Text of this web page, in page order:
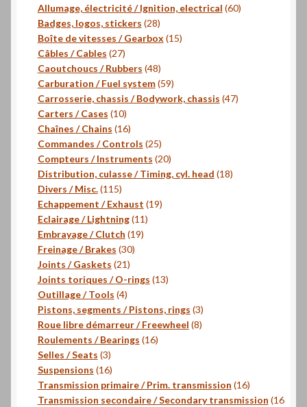
produits
Allumage, électricité / Ignition, electrical 6060
Badges, logos, stickers 2828
produits
Boîte de vitesses / Gearbox 1515
Câbles / Cables 2727
produits
Caoutchoucs / Rubbers 4848
produits
Carburation / Fuel system 5959
produits
Carrosserie, chassis / Bodywork, chassis 4747
Carters / Cases 1010
produits
Chaînes / Chains 1616
produits
Commandes / Controls 2525
produits
Compteurs / Instruments 2020
produits
Distribution, culasse / Timing, cyl. head 1818
Divers / Misc. 115115
produits
Echappement / Exhaust 1919
Eclairage / Lightning 1111
Embrayage / Clutch 1919
Freinage / Brakes 3030
Joints / Gaskets 2121
produits
Joints toriques / O-rings 1313
Outillage / Tools 44
produits
Pistons, segments / Pistons, rings 33
produits
Roue libre démarreur / Freewheel 88
Roulements / Bearings 1616
Selles / Seats 33
produits
Suspensions 1616
produits
Transmission primaire / Prim. transmission 1616
produits
Transmission secondaire / Secondary transmission 16